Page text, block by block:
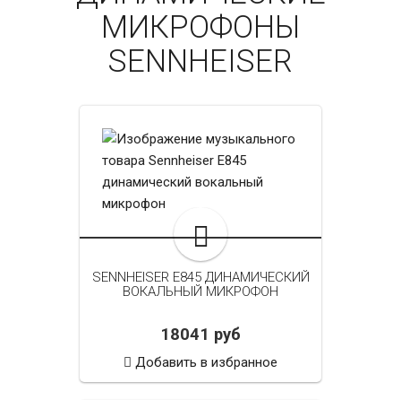
МИКРОФОНЫ
SENNHEISER
SENNHEISER E845 ДИНАМИЧЕСКИЙ
ВОКАЛЬНЫЙ МИКРОФОН
18041 руб
Добавить в избранное